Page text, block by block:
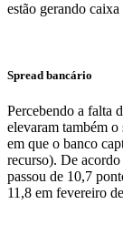
estão gerando
Spread bancário
Percebendo a falta
elevaram também
em que o banco
recurso). De
passou de 10,7
11,8 em fevereiro